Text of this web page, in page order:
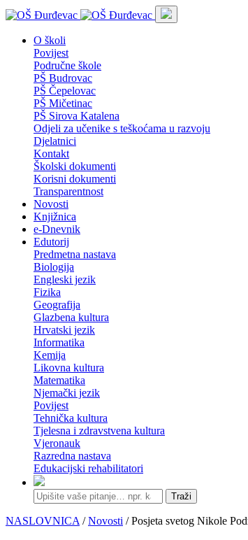
O školi
Povijest
Područne škole
PŠ Budrovac
PŠ Čepelovac
PŠ Mičetinac
PŠ Sirova Katalena
Odjeli za učenike s teškoćama u razvoju
Djelatnici
Kontakt
Školski dokumenti
Korisni dokumenti
Transparentnost
Novosti
Knjižnica
e-Dnevnik
Edutorij
Predmetna nastava
Biologija
Engleski jezik
Fizika
Geografija
Glazbena kultura
Hrvatski jezik
Informatika
Kemija
Likovna kultura
Matematika
Njemački jezik
Povijest
Tehnička kultura
Tjelesna i zdravstvena kultura
Vjeronauk
Razredna nastava
Edukacijski rehabilitatori
Traži
NASLOVNICA /Novosti / Posjeta svetog Nikole